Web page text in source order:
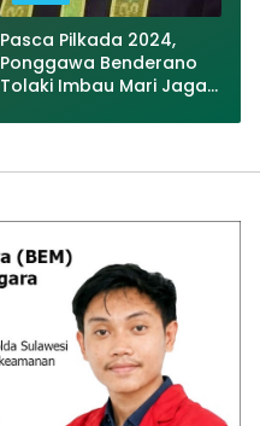
Pasca Pilkada 2024,
Ponggawa Benderano
Tolaki Imbau Mari Jaga